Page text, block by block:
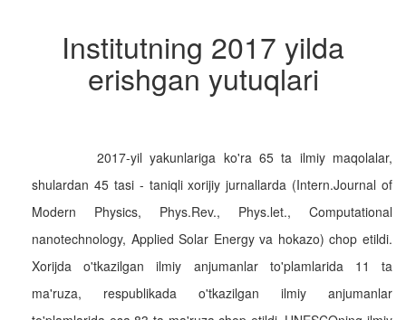
Institutning 2017 yilda
erishgan yutuqlari
2017-yil yakunlariga ko'ra 65 ta ilmiy maqolalar,
shulardan 45 tasi - taniqli xorijiy jurnallarda (Intern.Journal of
Modern Physics, Phys.Rev., Phys.let., Computational
nanotechnology, Applied Solar Energy va hokazo) chop etildi.
Xorijda o'tkazilgan ilmiy anjumanlar to'plamlarida 11 ta
ma'ruza, respublikada o'tkazilgan ilmiy anjumanlar